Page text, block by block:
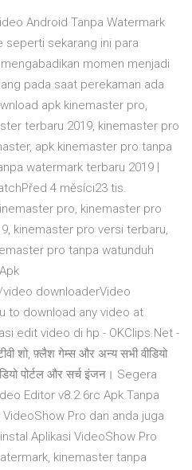
Android Tanpa Watermark
seperti sekarang ini para
momen menjadi
pada saat perekaman ada
apk kinemaster pro,
terbaru 2019, kinemaster pro
apk kinemaster pro tanpa
watermark terbaru 2019 |
4 měsíci23 tis.
pro, kinemaster pro
kinemaster pro versi terbaru,
pro tanpa watunduh
downloaderVideo
to download any video at
edit video di hp - OKClips.Net -
शो, फ़्लैश गेम्स और अन्य सभी वीडियो
पोर्टल और सर्च इंजन। Segera
Editor v8.2.6rc Apk Tanpa
Pro dan anda juga
Aplikasi VideoShow Pro
kinemaster tanpa